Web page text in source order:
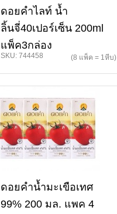
ดอยคำไลท์ น้ำ
ลิ้นจี่40เปอร์เซ็น 200ml
แพ็ค3กล่อง
SKU: 744458 (8 แพ็ค = 1หีบ)
ดอยคำน้ำมะเขือเทศ
99% 200 มล. แพค 4